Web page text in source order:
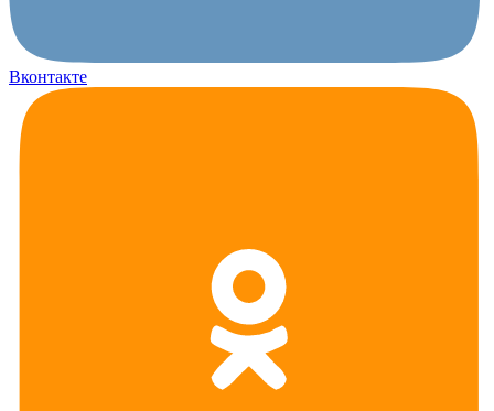
Вконтакте